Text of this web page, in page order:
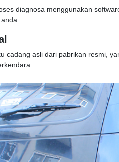
diagnosa menggunakan
cadang asli dari pabrikan resmi,